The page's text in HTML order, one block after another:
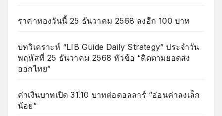
ราคาทองวันนี้ 25 ธันวาคม 2568 ลงอีก 100 บาท
บทวิเคราะห์ “LIB Guide Daily Strategy” ประจำวัน
พฤหัสที่ 25 ธันวาคม 2568 หัวข้อ “ติดตามยอดส่ง
ออกไทย”
ค่าเงินบาทเปิด 31.10 บาทต่อดอลลาร์ “อ่อนค่าลงเล็ก
น้อย”